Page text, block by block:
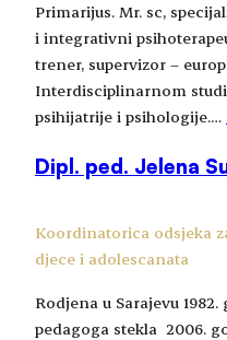
Primarijus. Mr. sc,
i integrativni
trener, supervizor –
Interdisciplinarnom
psihijatrije i psihologije.…
Dipl. ped. Jelena
Koordinatorica odsjeka
djece i adolescanata
Rodjena u Sarajevu
pedagoga stekla 2006.